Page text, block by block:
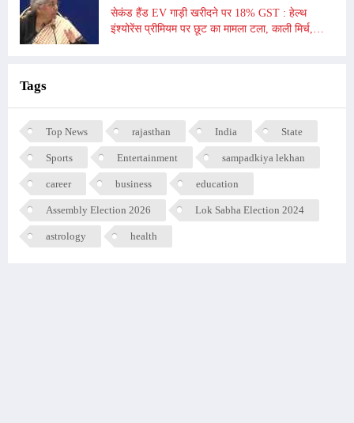
सेकंड हैंड EV गाड़ी खरीदने पर 18% GST : हेल्थ
इंश्योरेंस प्रीमियम पर छूट का मामला टला, काली मिर्च,
Tags
Top News rajasthan India State
Sports Entertainment sampadkiya lekhan
career business education
Assembly Election 2026 Lok Sabha Election 2024
astrology health